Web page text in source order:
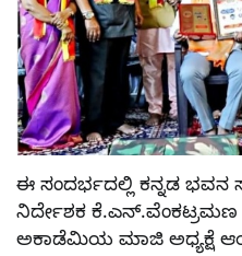
ಈ ಸಂದರ್ಭದಲ್ಲಿ ಕನ್ನಡ ಭವನ
ನಿರ್ದೇಶಕ ಕೆ.ಎನ್.ವೆಂಕಟ್ರಮಣ
ಅಕಾಡೆಮಿಯ ಮಾಜಿ ಅಧ್ಯಕ್ಷೆ